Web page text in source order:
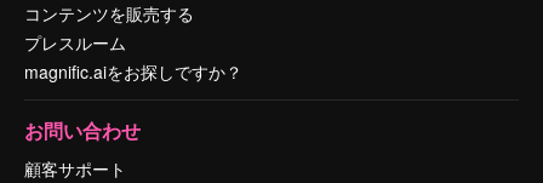
コンテンツを販売する
プレスルーム
magnific.aiをお探しですか？
お問い合わせ
顧客サポート